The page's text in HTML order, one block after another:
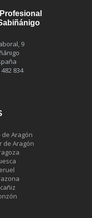
9
482 834
de Aragón
de Aragón